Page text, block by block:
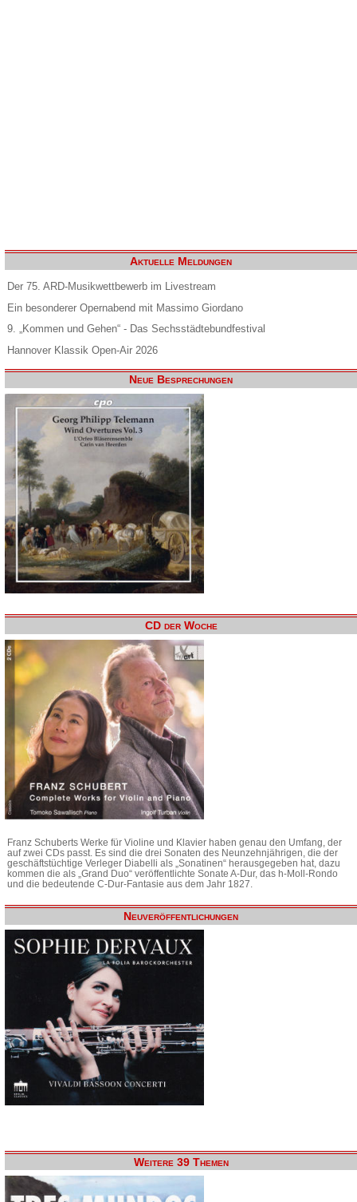
Aktuelle Meldungen
Der 75. ARD-Musikwettbewerb im Livestream
Ein besonderer Opernabend mit Massimo Giordano
9. „Kommen und Gehen“ - Das Sechsstädtebundfestival
Hannover Klassik Open-Air 2026
Neue Besprechungen
CD der Woche
Franz Schuberts Werke für Violine und Klavier haben genau den Umfang, der
auf zwei CDs passt. Es sind die drei Sonaten des Neunzehnjährigen, die der
geschäftstüchtige Verleger Diabelli als „Sonatinen“ herausgegeben hat, dazu
kommen die als „Grand Duo“ veröffentlichte Sonate A-Dur, das h-Moll-Rondo
und die bedeutende C-Dur-Fantasie aus dem Jahr 1827.
Neuveröffentlichungen
Weitere 39 Themen